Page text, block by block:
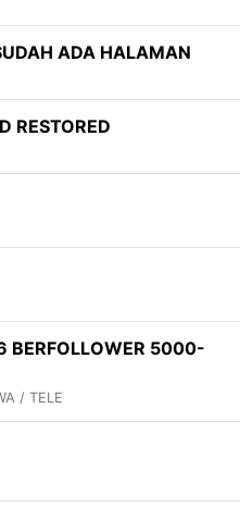
ADA HALAMAN
RESTORED
BERFOLLOWER 5000-
/ TELE